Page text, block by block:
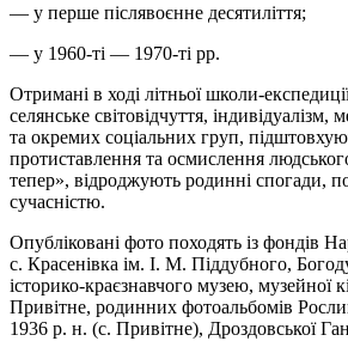
— у перше післявоєнне десятиліття;
— у 1960-ті — 1970-ті рр.
Отримані в ході літньої школи-
селянське світовідчуття, індивідуалізм,
та окремих соціальних груп,
протиставлення та осмислення
тепер», відроджують родинні спогади,
сучасністю.
Опубліковані фото походять із фондів
с. Красенівка ім. І. М. Піддубного,
історико-краєзнавчого музею, музейної
Привітне, родинних фотоальбомів
1936 р. н. (с. Привітне), Дроздовської